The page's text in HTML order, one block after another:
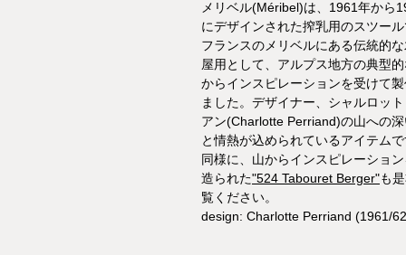
メリベル(Méribel)は、1961年から
にデザインされた搾乳用のスツー
フランスのメリベルにある伝統的
屋用として、アルプス地方の典型
からインスピレーションを受けて
ました。デザイナー、シャルロッ
アン(Charlotte Perriand)の山への
と情熱が込められているアイテム
同様に、山からインスピレーショ
造られた"524 Tabouret Berger"も
覧ください。
design: Charlotte Perriand (1961/